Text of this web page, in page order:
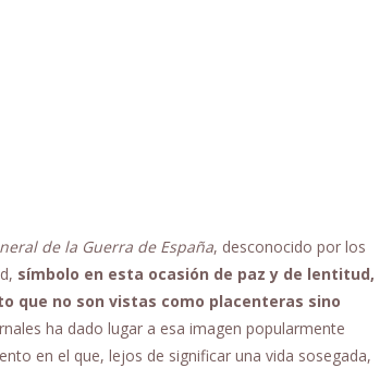
de la Guerra de España, desconocido por los
símbolo en esta ocasión de paz y de lentitud,
que no son vistas como placenteras sino
ha dado lugar a esa imagen popularmente
en el que, lejos de significar una vida sosegada,